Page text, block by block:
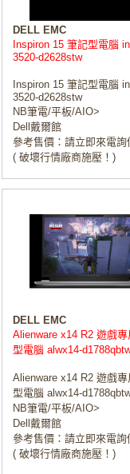
DELL EMC
Inspiron 15 筆記型電腦
3520-d2628stw
Inspiron 15 筆記型電腦
3520-d2628stw
NB筆電/平板/AIO>
Dell戴爾館
參考售價：請立即來電詢
( 破壞行情廠商施壓！)
DELL EMC
Alienware x14 R2 遊戲
型電腦 alwx14-
Alienware x14 R2 遊戲
型電腦 alwx14-
NB筆電/平板/AIO>
Dell戴爾館
參考售價：請立即來電詢
( 破壞行情廠商施壓！)